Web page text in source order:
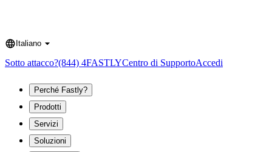
Language
Italiano
Sotto attacco?(844) 4FASTLYCentro di SupportoAccedi
Perché Fastly?
Prodotti
Servizi
Soluzioni